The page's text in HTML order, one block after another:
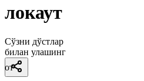
локаут
Сўзни дўстлар
билан улашинг
от